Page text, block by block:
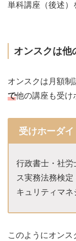
単科講座（後述）
オンスクは他
オンスクは月額制
で他の講座も受け
受けホーダイ
行政書士・社
ス実務法務検
キュリティマ
このようにオンス